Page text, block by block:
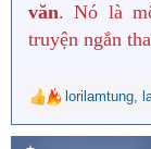
văn. Nó là
truyện ngắn
R
e
a
lorilamtung,